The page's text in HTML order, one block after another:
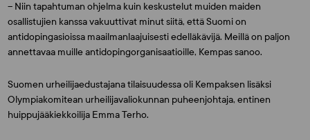
– Niin tapahtuman ohjelma kuin keskustelut muiden maiden
osallistujien kanssa vakuuttivat minut siitä, että Suomi on
antidopingasioissa maailmanlaajuisesti edelläkävijä. Meillä on paljon
annettavaa muille antidopingorganisaatioille, Kempas sanoo.
Suomen urheilijaedustajana tilaisuudessa oli Kempaksen lisäksi
Olympiakomitean urheilijavaliokunnan puheenjohtaja, entinen
huippujääkiekkoilija Emma Terho.